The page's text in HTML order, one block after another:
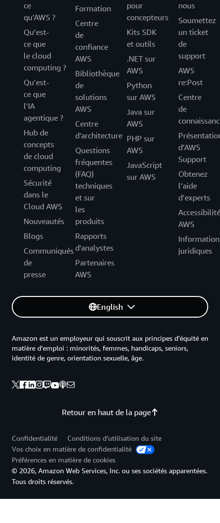
ce
qu’AWS ?
Qu’est-
ce que
le cloud
computing ?
Qu’est-
ce que
l’IA
agentique ?
Hub de
concepts
de cloud
computing
Sécurité
dans le
Cloud AWS
Nouveautés
Blogs
Communiqués
de
presse
Formation
Centre
de
confiance
AWS
Bibliothèque
de
solutions
AWS
Centre
d'architecture
Questions
fréquentes
(FAQ)
techniques
et sur
les
produits
Rapports
d'analystes
Partenaires
AWS
pour
concepteurs
Kits SDK
et outils
.NET sur
AWS
Python
sur AWS
Java sur
AWS
PHP sur
AWS
JavaScript
sur AWS
nous
Soumettez
un ticket
de
support
AWS
re:Post
Centre
de
d’AWS
Support
Obtenez
l’aide
d’experts
Accessibilité
AWS
juridiques
English
Retour en haut de la page
Amazon est un employeur qui souscrit aux principes d’équité en
matière d’emploi : minorités, femmes, handicaps, seniors,
identité de genre, orientation sexuelle, âge.
Confidentialité
Conditions d’utilisation du site
Vos choix en matière de confidentialité
Préférences en matière de cookies
© 2026, Amazon Web Services, Inc. ou ses sociétés apparentées.
Tous droits réservés.